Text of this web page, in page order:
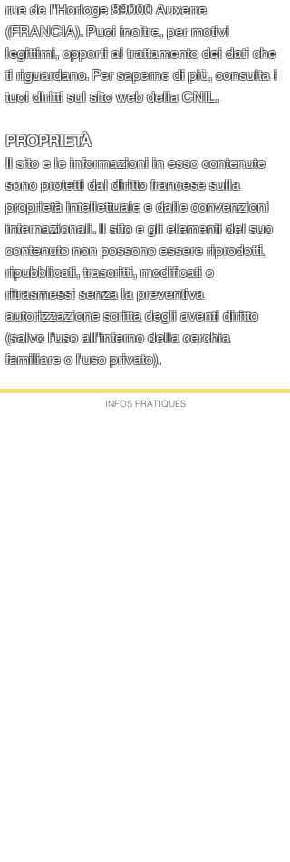
rue de l'Horloge 89000 Auxerre
(FRANCIA). Puoi inoltre, per motivi
legittimi, opporti al trattamento dei dati che
ti riguardano. Per saperne di più, consulta i
tuoi diritti sul sito web della CNIL.
PROPRIETÀ
Il sito e le informazioni in esso contenute
sono protetti dal diritto francese sulla
proprietà intellettuale e dalle convenzioni
internazionali. Il sito e gli elementi del suo
contenuto non possono essere riprodotti,
ripubblicati, trascritti, modificati o
ritrasmessi senza la preventiva
autorizzazione scritta degli aventi diritto
(salvo l'uso all'interno della cerchia
familiare o l'uso privato).
INFOS PRATIQUES